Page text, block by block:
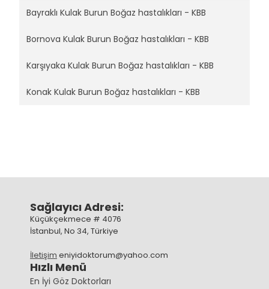
Bayraklı Kulak Burun Boğaz hastalıkları - KBB
Bornova Kulak Burun Boğaz hastalıkları - KBB
Karşıyaka Kulak Burun Boğaz hastalıkları - KBB
Konak Kulak Burun Boğaz hastalıkları - KBB
Sağlayıcı Adresi:
Küçükçekmece # 4076
İstanbul, No 34, Türkiye
İletişim eniyidoktorum@yahoo.com
Hızlı Menü
En İyi Göz Doktorları